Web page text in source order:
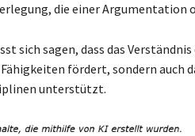
die einer Argumentation
sich sagen, dass das
fördert, sondern auch
unterstützt.